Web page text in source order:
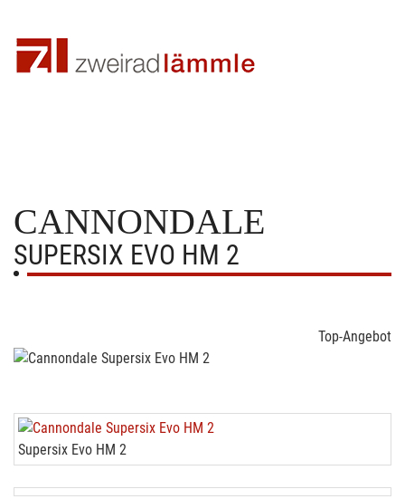
CANNONDALE
SUPERSIX EVO HM 2
Top-Angebot
Supersix Evo HM 2